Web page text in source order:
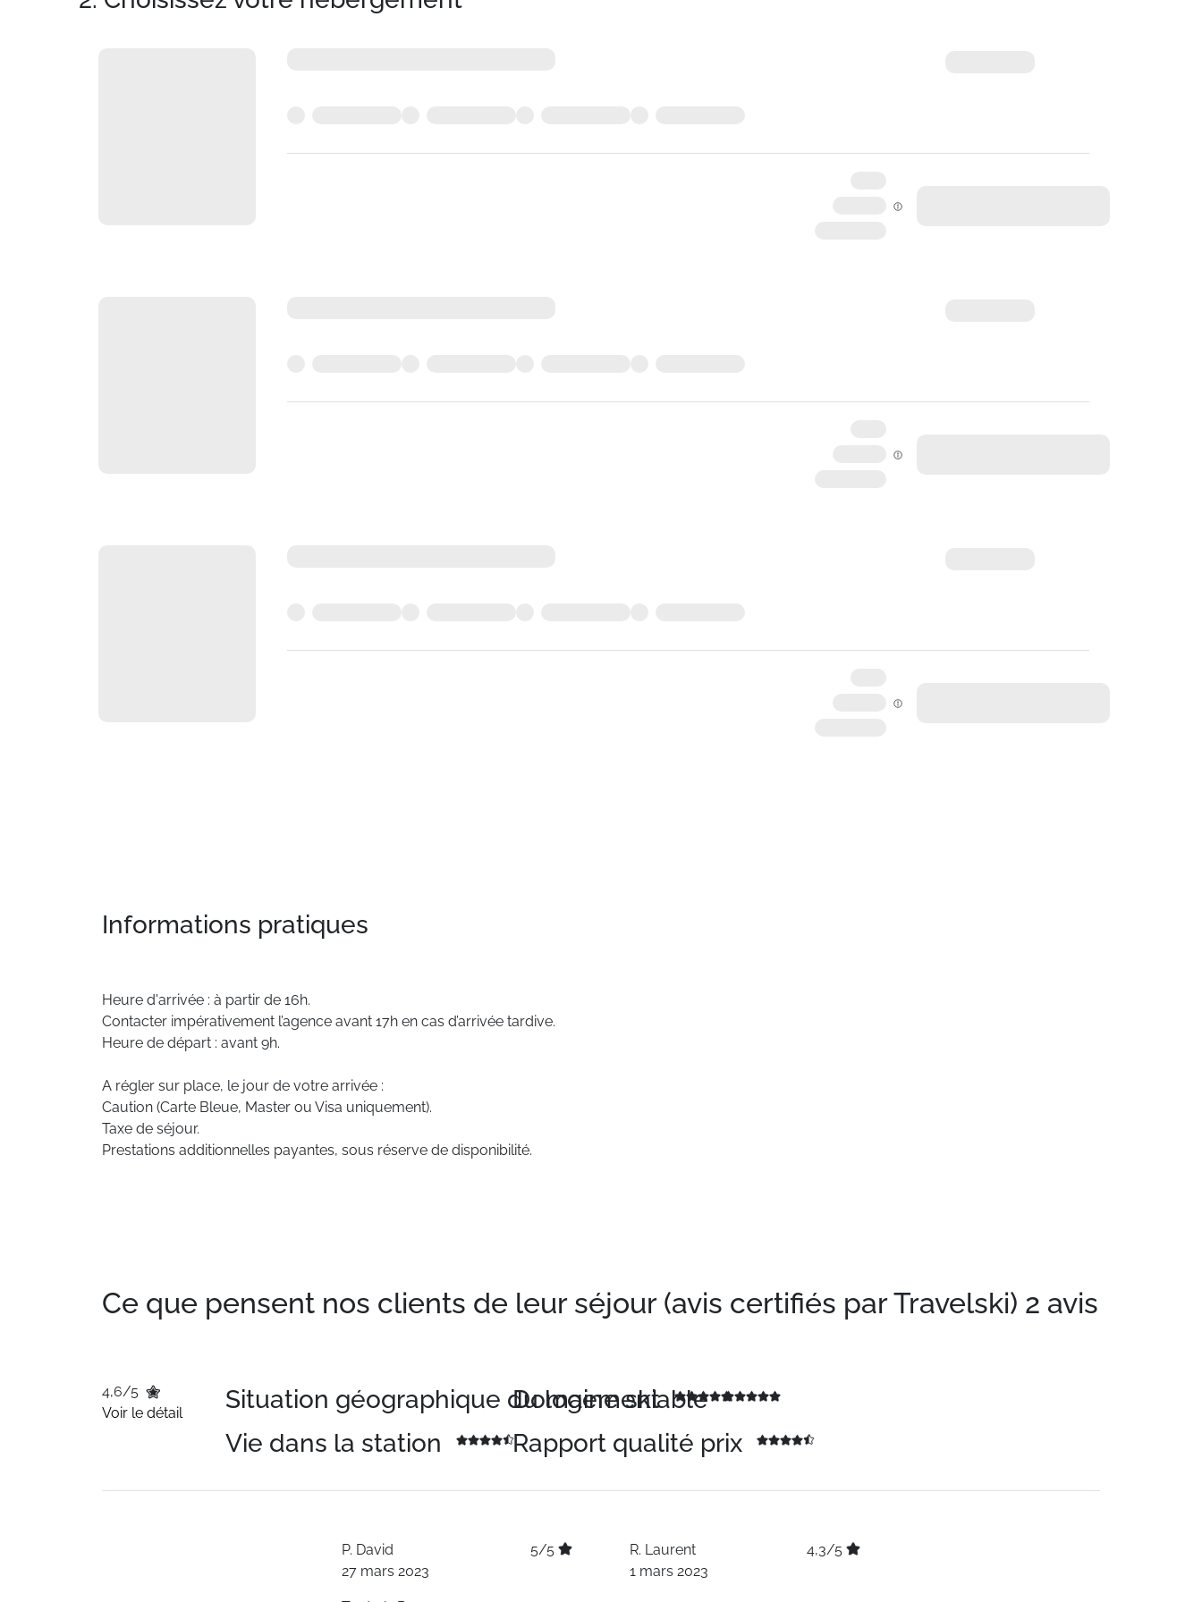
Informations pratiques
Heure d'arrivée : à partir de 16h.
Contacter impérativement l’agence avant 17h en cas d’arrivée tardive.
Heure de départ : avant 9h.
A régler sur place, le jour de votre arrivée :
Caution (Carte Bleue, Master ou Visa uniquement).
Taxe de séjour.
Prestations additionnelles payantes, sous réserve de disponibilité.
Ce que pensent nos clients de leur séjour (avis certifiés par Travelski) 2 avis
4,6/5
Voir le détail
Situation géographique du logement
Domaine skiable
Vie dans la station
Rapport qualité prix
P. David
5/5
27 mars 2023
R. Laurent
4,3/5
1 mars 2023